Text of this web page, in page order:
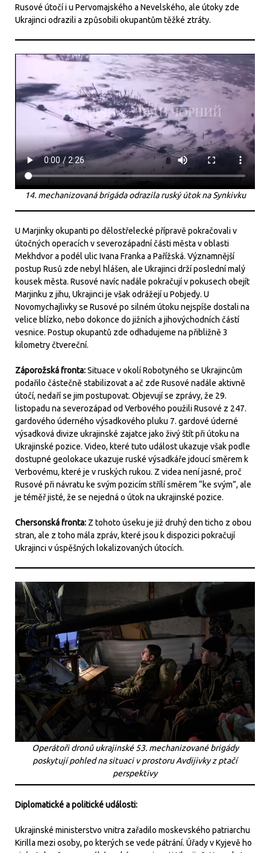
Rusové útočí i u Pervomajského a Nevelského, ale útoky zde
Ukrajinci odrazili a způsobili okupantům těžké ztráty.
14. mechanizovaná brigáda odrazila ruský útok na Synkivku
U Marjinky okupanti po dělostřelecké přípravě pokračovali v
útočných operacích v severozápadní části města v oblasti
Mekhdvor a podél ulic Ivana Franka a Pařížská. Významnější
postup Rusů zde nebyl hlášen, ale Ukrajinci drží poslední malý
kousek města. Rusové navíc nadále pokračují v pokusech obejít
Marjinku z jihu, Ukrajinci je však odrážejí u Pobjedy. U
Novomychajlivky se Rusové po silném útoku nejspíše dostali na
velice blízko, nebo dokonce do jižních a jihovýchodních částí
vesnice. Postup okupantů zde odhadujeme na přibližně 3
kilometry čtvereční.
Záporožská fronta:Situace v okolí Robotyného se Ukrajincům
podařilo částečně stabilizovat a ač zde Rusové nadále aktivně
útočí, nedaří se jim postupovat. Objevují se zprávy, že 29.
listopadu na severozápad od Verbového použili Rusové z 247.
gardového úderného výsadkového pluku 7. gardové úderné
výsadková divize ukrajinské zajatce jako živý štít při útoku na
Ukrajinské pozice. Video, které tuto událost ukazuje však podle
dostupné geolokace ukazuje ruské výsadkáře jdoucí směrem k
Verbovému, které je v ruských rukou. Z videa není jasné, proč
Rusové při návratu ke svým pozicím střílí směrem “ke svým”, ale
je téměř jisté, že se nejedná o útok na ukrajinské pozice.
Chersonská fronta: Z tohoto úseku je již druhý den ticho z obou
stran, ale z toho mála zpráv, které jsou k dispozici pokračují
Ukrajinci v úspěšných lokalizovaných útocích.
Operátoři dronů ukrajinské 53. mechanizované brigády
poskytují pohled na situaci v prostoru Avdijivky z ptačí
perspektivy
Diplomatické a politické události:
Ukrajinské ministerstvo vnitra zařadilo moskevského patriarchu
Kirilla mezi osoby, po kterých se vede pátrání. Úřady v Kyjevě ho